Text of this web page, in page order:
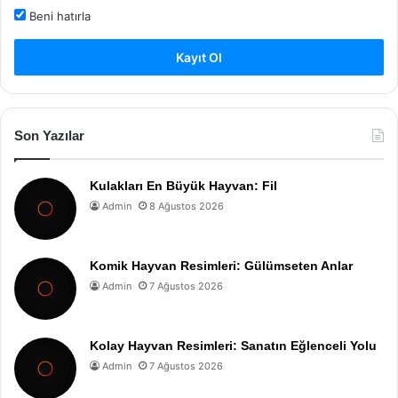
Beni hatırla
Kayıt Ol
Son Yazılar
Kulakları En Büyük Hayvan: Fil
Admin 8 Ağustos 2026
Komik Hayvan Resimleri: Gülümseten Anlar
Admin 7 Ağustos 2026
Kolay Hayvan Resimleri: Sanatın Eğlenceli Yolu
Admin 7 Ağustos 2026